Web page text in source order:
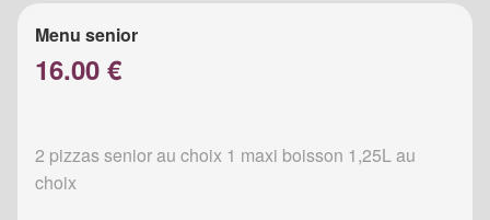
Menu senior
16.00 €
2 pizzas senior au choix 1 maxi boisson 1,25L au
choix